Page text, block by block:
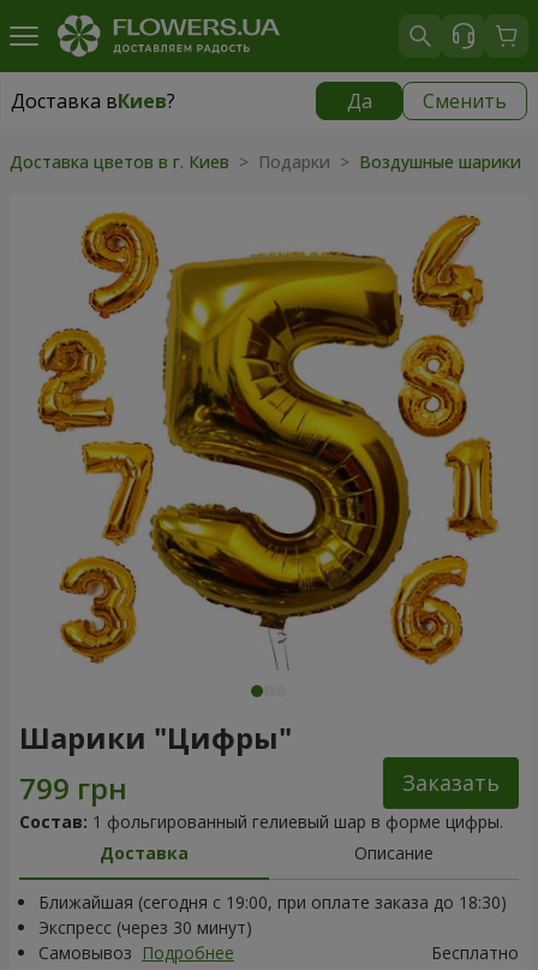
Доставка вКиев? Да Сменить
Доставка вКиев
Доставка цветов в г. Киев > Подарки > Воздушные шарики
Шарики "Цифры"
Заказать
Состав: 1 фольгированный гелиевый шар в форме цифры.
Доставка
Описание
Ближайшая (сегодня с 19:00, при оплате заказа до 18:30)
Экспресс (через 30 минут)
Самовывоз Подробнее Бесплатно